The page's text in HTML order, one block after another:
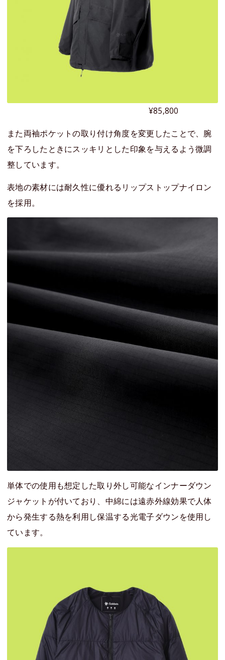
¥85,800
また両袖ポケットの取り付け角度を変更したことで、腕
を下ろしたときにスッキリとした印象を与えるよう微調
整しています。
表地の素材には耐久性に優れるリップストップナイロン
を採用。
単体での使用も想定した取り外し可能なインナーダウン
ジャケットが付いており、中綿には遠赤外線効果で人体
から発生する熱を利用し保温する光電子ダウンを使用し
ています。